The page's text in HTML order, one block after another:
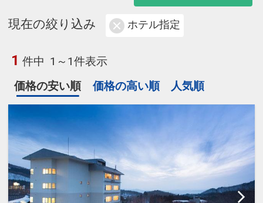
現在の絞り込み ホテル指定
1 件中 1～1件表示
価格の安い順
価格の高い順 人気順